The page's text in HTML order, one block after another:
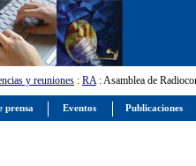
y reuniones : RA: Asamblea de
prensa Eventos Publicaciones